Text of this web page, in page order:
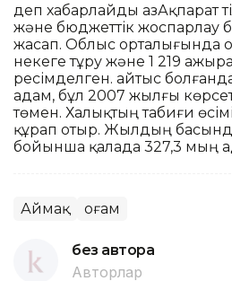
деп хабарлайды ҚазАқпарат
және бюджеттік жоспарлау
жасап. Облыс орталығында
некеге тұру және 1 219
ресімделген. Қайтыс
адам, бұл 2007 жылғы
төмен. Халықтың табиғи
құрап отыр. Жылдың
бойынша қалада 327,3 мың
Аймақ Қоғам
без автора
Авторлар